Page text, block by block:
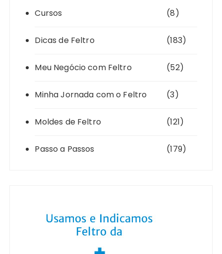
Cursos (8)
Dicas de Feltro (183)
Meu Negócio com Feltro (52)
Minha Jornada com o Feltro (3)
Moldes de Feltro (121)
Passo a Passos (179)